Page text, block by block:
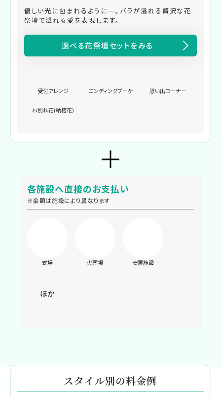
優しい光に包まれるように─。バラが溢れる贅沢な花
祭壇で溢れる愛を表現します。
選べる花祭壇セットをみる
受付アレンジ エンディングブーケ 思い出コーナー
お別れ花(納棺花)
各施設へ直接のお支払い
※金額は施設により異なります
式場 火葬場 安置施設
ほか
スタイル別の料金例